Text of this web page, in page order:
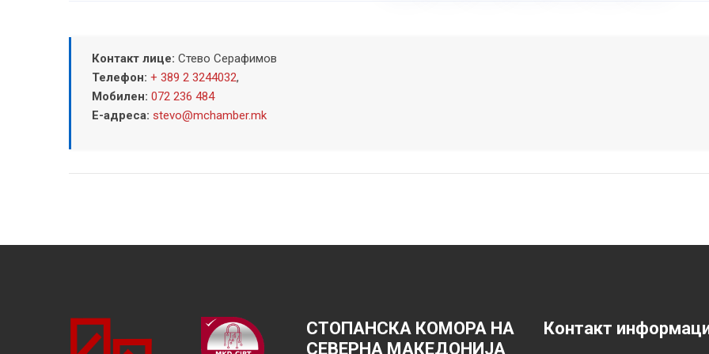
Контакт лице: Стево Серафимов
Телефон: + 389 2 3244032,
Мобилен: 072 236 484
Е-адреса: stevo@mchamber.mk
СТОПАНСКА КОМОРА НА
СЕВЕРНА МАКЕДОНИЈА
Контакт